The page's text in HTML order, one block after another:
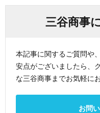
三谷商事
本記事に関するご質問や
安点がございましたら、
な三谷商事までお気軽に
お問